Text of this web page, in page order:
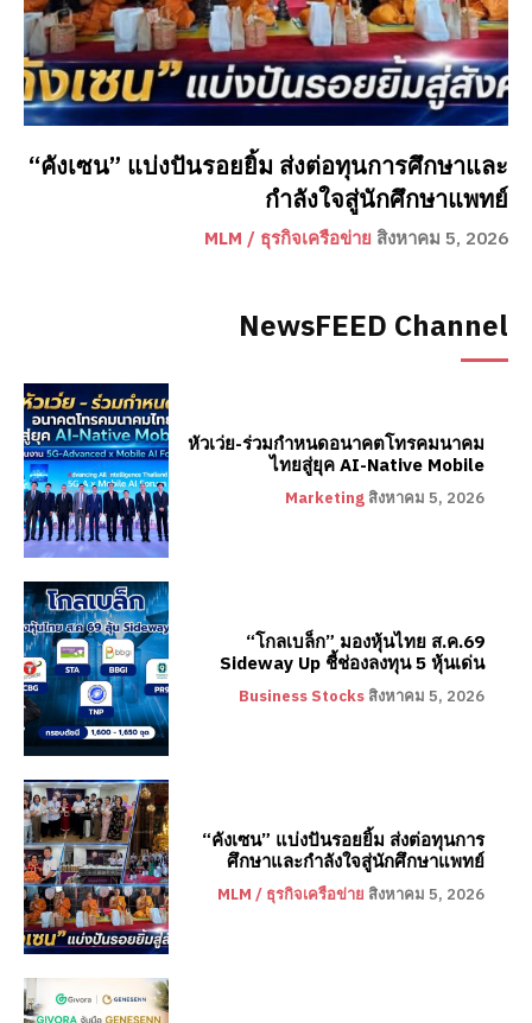
“คังเซน” แบ่งปันรอยยิ้ม ส่งต่อทุนการศึกษาและ
กำลังใจสู่นักศึกษาแพทย์
MLM / ธุรกิจเครือข่าย สิงหาคม 5, 2026
NewsFEED Channel
หัวเว่ย-ร่วมกำหนดอนาคตโทรคมนาคม
ไทยสู่ยุค AI-Native Mobile
Marketing สิงหาคม 5, 2026
“โกลเบล็ก” มองหุ้นไทย ส.ค.69
Sideway Up ชี้ช่องลงทุน 5 หุ้นเด่น
Business Stocks สิงหาคม 5, 2026
“คังเซน” แบ่งปันรอยยิ้ม ส่งต่อทุนการ
ศึกษาและกำลังใจสู่นักศึกษาแพทย์
MLM / ธุรกิจเครือข่าย สิงหาคม 5, 2026